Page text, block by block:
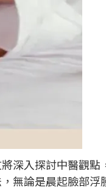
深入探討中醫觀點
無論是晨起臉部浮